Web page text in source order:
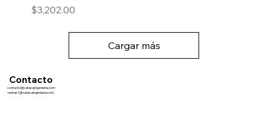
Precio
$3,202.00
Cargar más
contacto@catesaingenieria.com
ventas1@catesaingenieria.com
Contacto